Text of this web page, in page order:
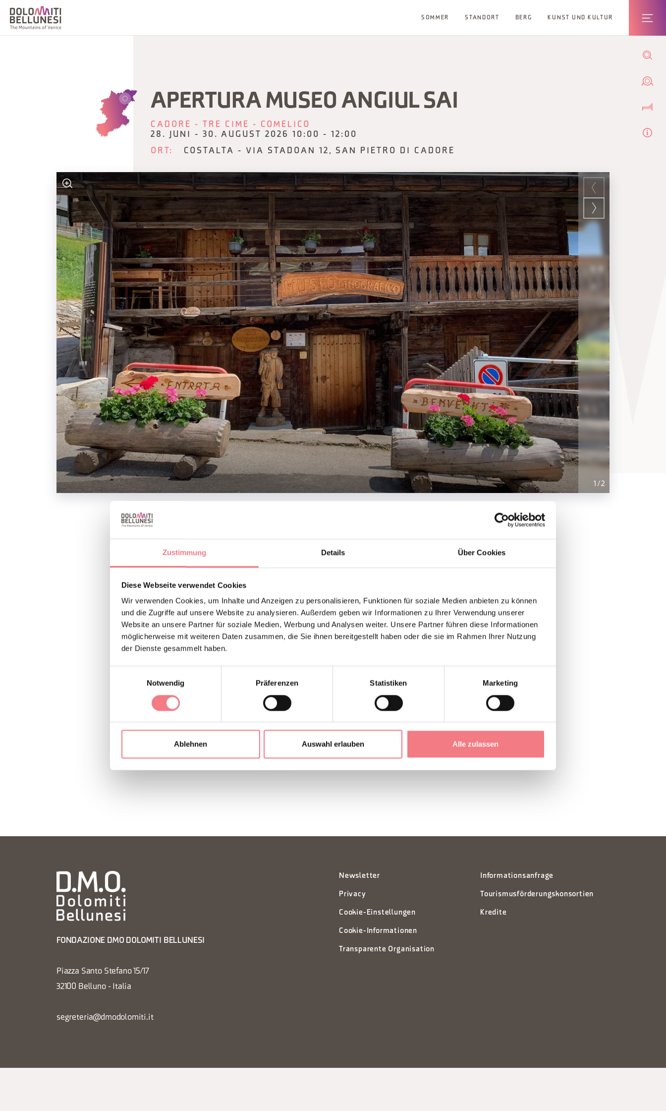
Zustimmung Details Über Cookies
Diese Webseite verwendet Cookies
Wir verwenden Cookies, um Inhalte und Anzeigen zu personalisieren, Funktionen für soziale Medien anbieten zu können
und die Zugriffe auf unsere Website zu analysieren. Außerdem geben wir Informationen zu Ihrer Verwendung unserer
Website an unsere Partner für soziale Medien, Werbung und Analysen weiter. Unsere Partner führen diese Informationen
möglicherweise mit weiteren Daten zusammen, die Sie ihnen bereitgestellt haben oder die sie im Rahmen Ihrer Nutzung
der Dienste gesammelt haben.
Notwendig
Präferenzen Statistiken Marketing
Ablehnen Auswahl erlauben Alle zulassen
SOMMER STANDORT BERG KUNST UND KULTUR
APERTURA MUSEO ANGIUL SAI
CADORE - TRE CIME - COMELICO
28. JUNI - 30. AUGUST 2026 10:00 - 12:00
ORT:
COSTALTA - VIA STADOAN 12, SAN PIETRO DI CADORE
1 /2
Vom 28. Juni bis 30. August 2026 geöffnet von Dienstag bis Sonntag von 10:00 bis 12:00 Uhr und von
15:00 bis 18:30 Uhr
Montag nach Vereinbarung geöffnet Tel. 348.263.09.28 348.91.59.001
INFOS UND KONTAKTE DES VERANSTALTERS
Ass.ne Amici del Museo di Costalta di Comelico - CostalArte
+393489159001 (0039)3482630928
http://www.casamuseoangiulsai.it So erreichen Sie uns
INFORMATIONEN ANFORDERN
FONDAZIONE DMO DOLOMITI BELLUNESI
Piazza Santo Stefano 15/17
32100 Belluno - Italia
segreteria@dmodolomiti.it
Newsletter
Privacy
Cookie-Einstellungen
Cookie-Informationen
Transparente Organisation
Informationsanfrage
Tourismusförderungskonsortien
Kredite